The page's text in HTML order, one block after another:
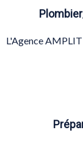
L'Agence